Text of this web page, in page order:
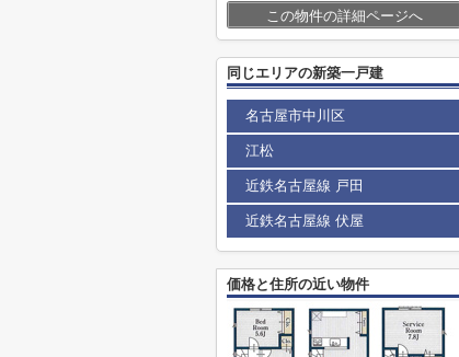
この物件の詳細ページへ
同じエリアの新築一戸建
名古屋市中川区
江松
近鉄名古屋線 戸田
近鉄名古屋線 伏屋
価格と住所の近い物件